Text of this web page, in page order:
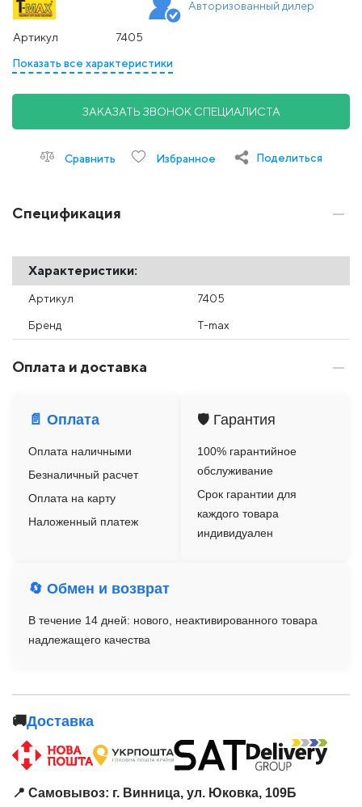
Авторизованный дилер
Артикул
7405
Показать все характеристики
ЗАКАЗАТЬ ЗВОНОК СПЕЦИАЛИСТА
Сравнить Избранное Поделиться
Спецификация
Характеристики:
Артикул 7405
Бренд T-max
Оплата и доставка
📄 Оплата
Оплата наличными
Безналичный расчет
Оплата на карту
Наложенный платеж
🛡️ Гарантия
100% гарантийное
обслуживание
Срок гарантии для
каждого товара
индивидуален
🔄 Обмен и возврат
В течение 14 дней: нового, неактивированного товара
надлежащего качества
🚚Доставка
📍 Самовывоз: г. Винница, ул. Юковка, 109Б